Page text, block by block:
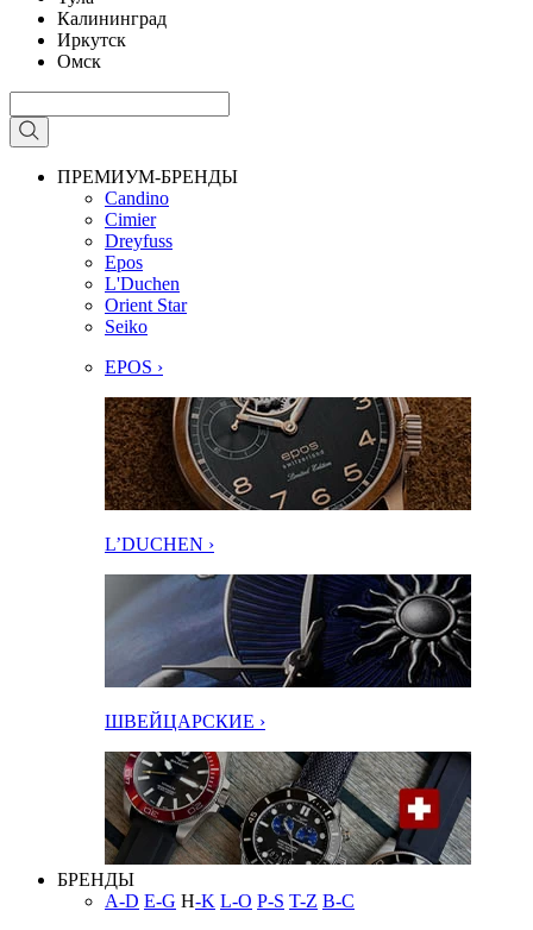
Калининград
Иркутск
Омск
ПРЕМИУМ-БРЕНДЫ
Candino
Cimier
Dreyfuss
Epos
L'Duchen
Orient Star
Seiko
EPOS ›
L’DUCHEN ›
ШВЕЙЦАРСКИЕ ›
БРЕНДЫ
A-D E-G H-K L-O P-S T-Z В-С